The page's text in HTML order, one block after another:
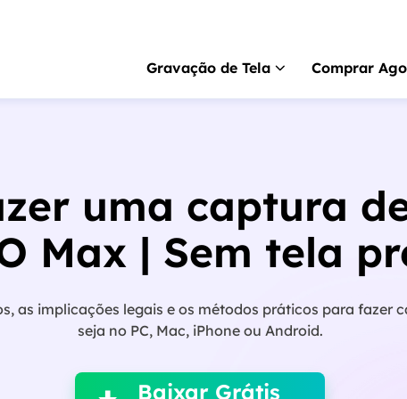
Gravação de Tela
RecExpertspara
Gravador de tela
Gravador de tela
ScreenShot
Comprar
uma captura
Max | Sem tela
as implicações legais e os métodos práticos para fazer
seja no PC, Mac, iPhone ou Android.

Baixar Grátis